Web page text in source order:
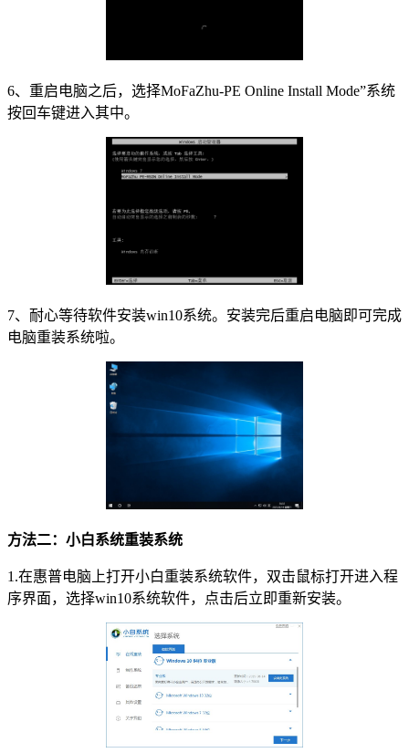
6、 重启电脑之后，选择MoFaZhu-PE Online Install Mode”系统
按回车键进入其中。
7、耐心等待软件安装win10系统。安装完后重启电脑即可完成
电脑重装系统啦。
方法二： 小白系统重装系统
1.在惠普电脑上打开小白重装系统软件，双击鼠标打开进入程
序界面，选择win10系统软件，点击后立即重新安装。